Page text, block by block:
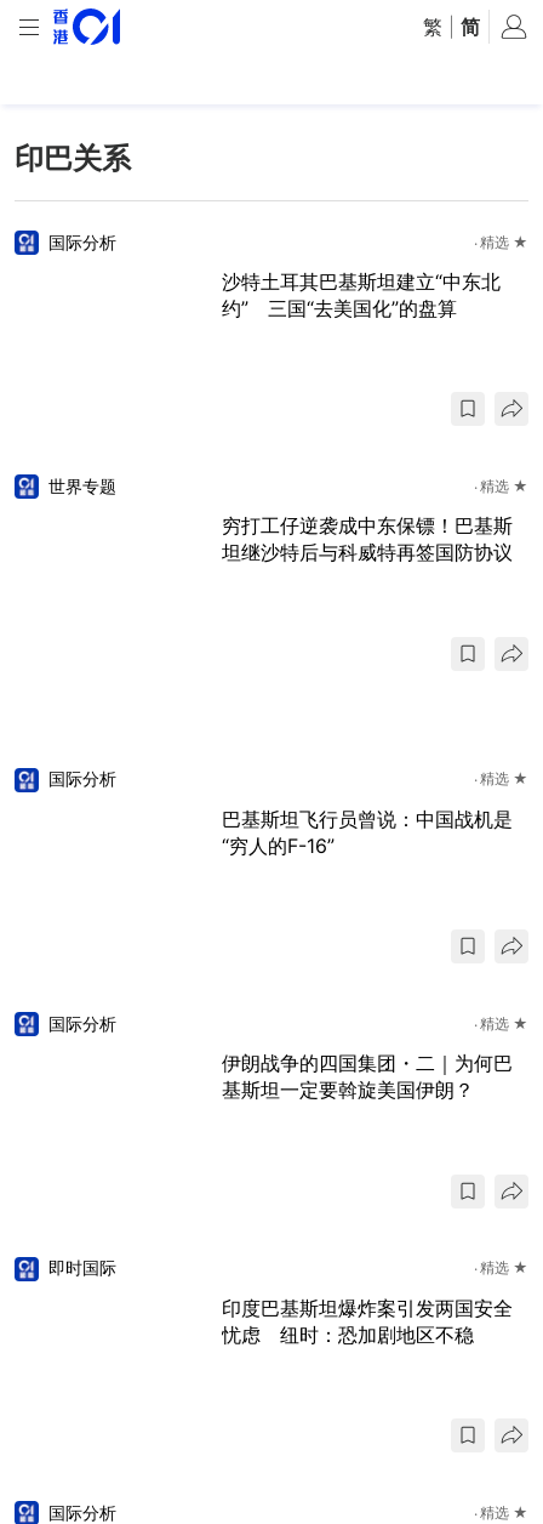
繁 简
印巴关系
国际分析 精选 ★
沙特土耳其巴基斯坦建立“中东北
约” 三国“去美国化”的盘算
世界专题 精选 ★
穷打工仔逆袭成中东保镖！巴基斯
坦继沙特后与科威特再签国防协议
国际分析 精选 ★
巴基斯坦飞行员曾说：中国战机是
“穷人的F-16”
国际分析 精选 ★
伊朗战争的四国集团・二｜为何巴
基斯坦一定要斡旋美国伊朗？
即时国际 精选 ★
印度巴基斯坦爆炸案引发两国安全
忧虑 纽时：恐加剧地区不稳
国际分析 精选 ★